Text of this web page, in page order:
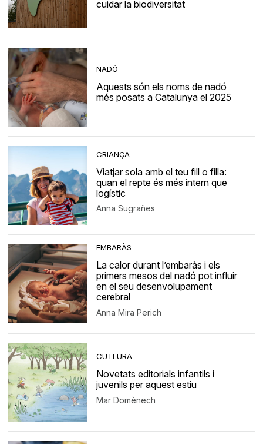
cuidar la biodiversitat
NADÓ
Aquests són els noms de nadó
més posats a Catalunya el 2025
CRIANÇA
Viatjar sola amb el teu fill o filla:
quan el repte és més intern que
logístic
Anna Sugrañes
EMBARÀS
La calor durant l’embaràs i els
primers mesos del nadó pot influir
en el seu desenvolupament
cerebral
Anna Mira Perich
CUTLURA
Novetats editorials infantils i
juvenils per aquest estiu
Mar Domènech